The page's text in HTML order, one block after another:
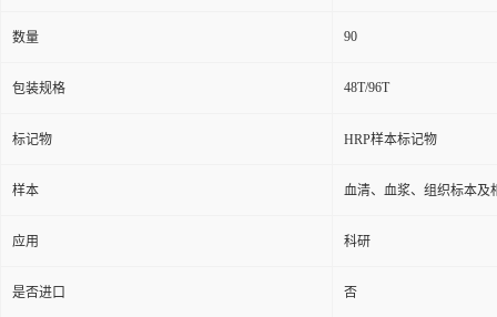
数量 90
包装规格 48T/96T
标记物 HRP样本标记物
样本 血清、血浆、组织标本及
应用 科研
是否进口 否